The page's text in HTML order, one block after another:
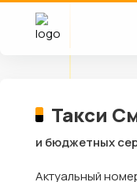
Такси
и бюджетных
Актуальный